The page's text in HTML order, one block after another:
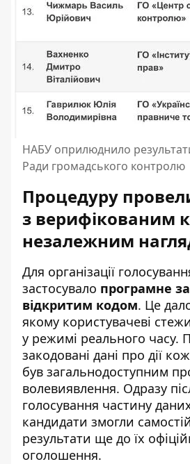
НАБУ оприлюднило
Ради громадського контролю
Процедуру
з верифікованим
незалежним
Для організації
застосувало програмне
відкритим кодом. Це
якому користувачеві
у режимі реального часу.
закодовані дані про дії
був загальнодоступним
волевиявлення. Одразу
голосування частину
кандидати змогли
результати ще до їх
оголошення.